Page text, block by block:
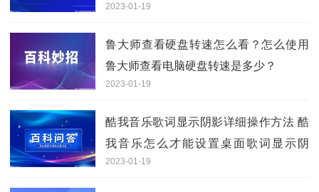
2023-01-19
鲁大师查看硬盘转速怎么看？怎么使用
鲁大师查看电脑硬盘转速是多少？
2023-01-19
酷我音乐歌词显示阴影详细操作方法 酷
我音乐怎么才能设置桌面歌词显示阴
影？
2023-01-19